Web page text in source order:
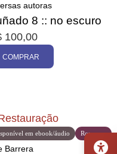
autoras
8 :: no escuro
100,00
COMPRAR
em ebook/áudio Romance
Barrera